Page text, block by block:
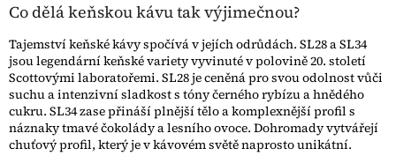
Co dělá keňskou kávu tak výjimečnou?
Tajemství keňské kávy spočívá v jejích odrůdách. SL28 a SL34
jsou legendární keňské variety vyvinuté v polovině 20. století
Scottovými laboratořemi. SL28 je ceněná pro svou odolnost vůči
suchu a intenzivní sladkost s tóny černého rybízu a hnědého
cukru. SL34 zase přináší plnější tělo a komplexnější profil s
náznaky tmavé čokolády a lesního ovoce. Dohromady vytvářejí
chuťový profil, který je v kávovém světě naprosto unikátní.